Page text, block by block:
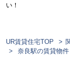
い！
UR賃貸住宅TOP
奈良駅の賃貸物件